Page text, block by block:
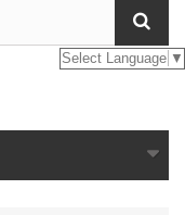
Select Language ▼